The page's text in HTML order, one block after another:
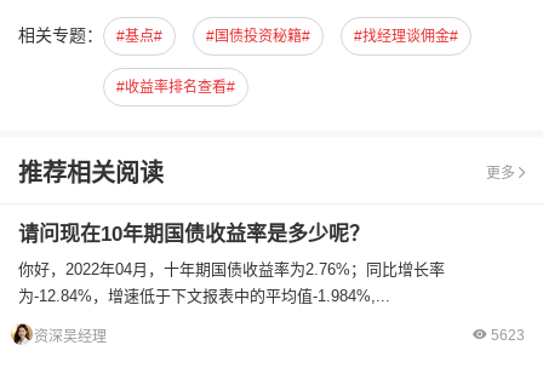
相关专题： #基点# #国债投资秘籍# #找经理谈佣金#
#收益率排名查看#
推荐相关阅读 更多
请问现在10年期国债收益率是多少呢？
你好，2022年04月，十年期国债收益率为2.76%；同比增长率
为-12.84%，增速低于下文报表中的平均值-1.984%,...
资深吴经理 5623